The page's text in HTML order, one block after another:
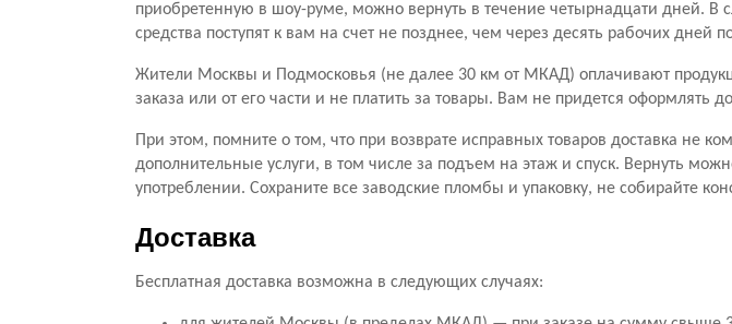
приобретенную в шоу-руме, можно вернуть в течение четырнадцати дней. В
средства поступят к вам на счет не позднее, чем через десять рабочих дней
Жители Москвы и Подмосковья (не далее 30 км от МКАД) оплачивают
заказа или от его части и не платить за товары. Вам не придется оформлять
При этом, помните о том, что при возврате исправных товаров доставка не
дополнительные услуги, в том числе за подъем на этаж и спуск. Вернуть
употреблении. Сохраните все заводские пломбы и упаковку, не собирайте
Доставка
Бесплатная доставка возможна в следующих случаях: